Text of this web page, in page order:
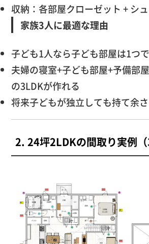
収納：各部屋クローゼット + シ
家族3人に最適な理由
子ども1人なら子ども部屋は1つ
夫婦の寝室+子ども部屋+予備部
の3LDKが作れる
将来子どもが独立しても持て余
2. 24坪2LDKの間取り実例（